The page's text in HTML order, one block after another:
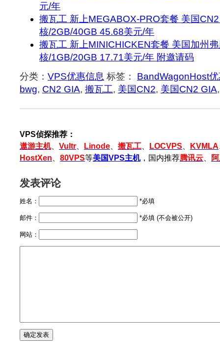
元/年
搬瓦工 新上MEGABOX-PRO套餐 美国
核/2GB/40GB 45.68美元/年
搬瓦工 新上MINICHICKEN套餐 美国加州
核/1GB/20GB 17.71美元/年 附邀请码
分类： VPS优惠信息 标签： BandWagonHost
bwg, CN2 GIA, 搬瓦工, 美国CN2, 美国CN2 GIA
VPS侦探推荐：
遨游主机、 Vultr Linode 搬瓦工 LOCVPS KVMLA
HostXen
80VPS等美国VPS主机，国内推荐腾讯云
发表评论
姓名： *必填
邮件： *必填 (不会被公开)
网站：